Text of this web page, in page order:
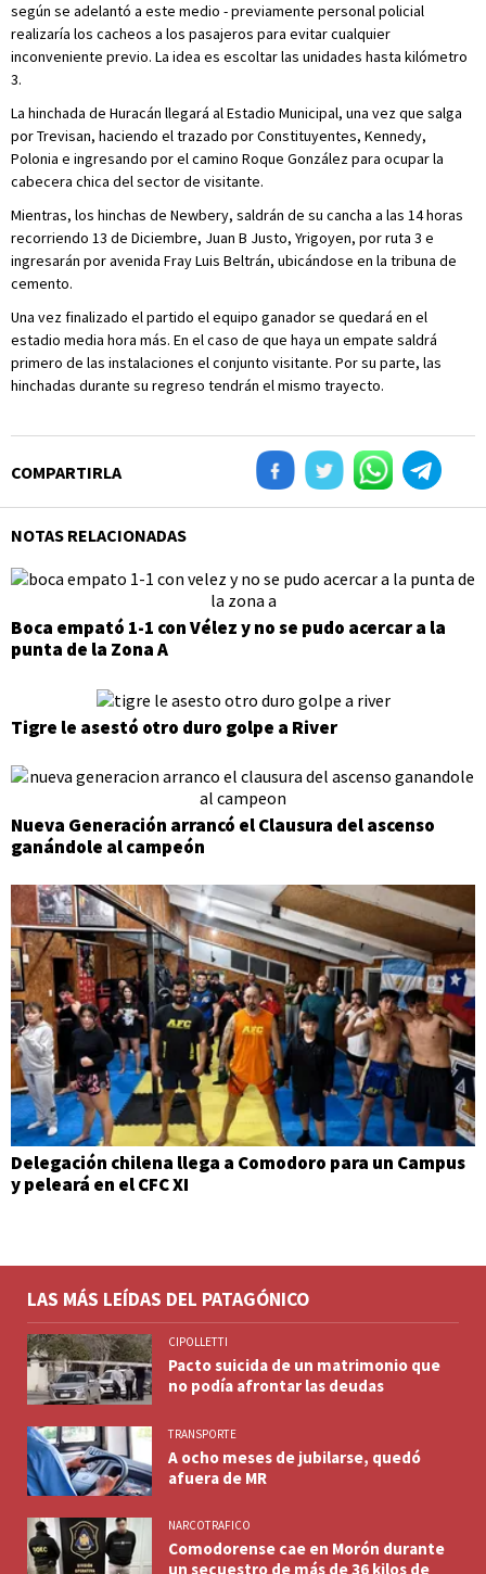
según se adelantó a este medio - previamente personal policial
realizaría los cacheos a los pasajeros para evitar cualquier
inconveniente previo. La idea es escoltar las unidades hasta kilómetro
3.
La hinchada de Huracán llegará al Estadio Municipal, una vez que salga
por Trevisan, haciendo el trazado por Constituyentes, Kennedy,
Polonia e ingresando por el camino Roque González para ocupar la
cabecera chica del sector de visitante.
Mientras, los hinchas de Newbery, saldrán de su cancha a las 14 horas
recorriendo 13 de Diciembre, Juan B Justo, Yrigoyen, por ruta 3 e
ingresarán por avenida Fray Luis Beltrán, ubicándose en la tribuna de
cemento.
Una vez finalizado el partido el equipo ganador se quedará en el
estadio media hora más. En el caso de que haya un empate saldrá
primero de las instalaciones el conjunto visitante. Por su parte, las
hinchadas durante su regreso tendrán el mismo trayecto.
COMPARTIRLA
NOTAS RELACIONADAS
Boca empató 1-1 con Vélez y no se pudo acercar a la
punta de la Zona A
Tigre le asestó otro duro golpe a River
Nueva Generación arrancó el Clausura del ascenso
ganándole al campeón
Delegación chilena llega a Comodoro para un Campus
y peleará en el CFC XI
LAS MÁS LEÍDAS DEL PATAGÓNICO
CIPOLLETTI
Pacto suicida de un matrimonio que
no podía afrontar las deudas
TRANSPORTE
A ocho meses de jubilarse, quedó
afuera de MR
NARCOTRAFICO
Comodorense cae en Morón durante
un secuestro de más de 36 kilos de